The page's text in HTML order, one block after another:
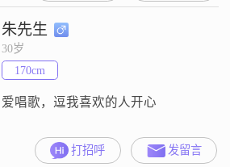
12001到20000元之间，虽然学历是
中专，但我一直保持着积极向上的
生活态度。我性格独立自信，乐观
积极，追求简单幸福的生活。平时
我喜欢跑步健身，这让我保持了良
好的身体状态和精神面貌。我还
朱先生
30岁
170cm
爱唱歌，逗我喜欢的人开心
打招呼 发留言